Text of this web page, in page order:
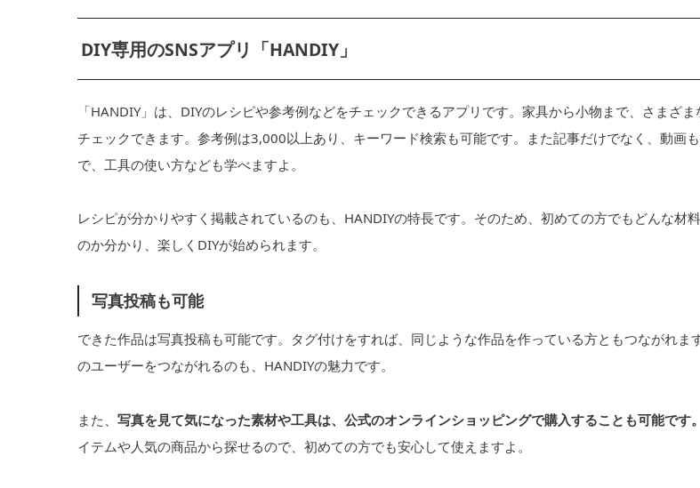
DIY専用のSNSアプリ「HANDIY」
「HANDIY」は、DIYのレシピや参考例などをチェックできるアプリです。家具から小物まで、さまざ
チェックできます。参考例は3,000以上あり、キーワード検索も可能です。また記事だけでなく、動画
で、工具の使い方なども学べますよ。
レシピが分かりやすく掲載されているのも、HANDIYの特長です。そのため、初めての方でもどんな材
のか分かり、楽しくDIYが始められます。
写真投稿も可能
できた作品は写真投稿も可能です。タグ付けをすれば、同じような作品を作っている方ともつながれま
のユーザーをつながれるのも、HANDIYの魅力です。
また、 写真を見て気になった素材や工具は、公式のオンラインショッピングで購入することも可能です。
イテムや人気の商品から探せるので、初めての方でも安心して使えますよ。